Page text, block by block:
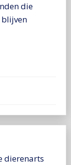
die
dierenarts